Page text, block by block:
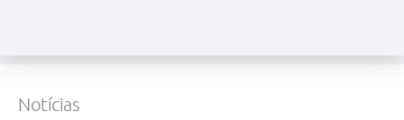
Notícias